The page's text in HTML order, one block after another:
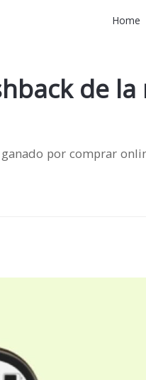
Home
de la
por comprar